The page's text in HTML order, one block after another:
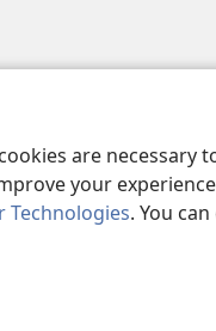
are necessary
your
Technologies. You